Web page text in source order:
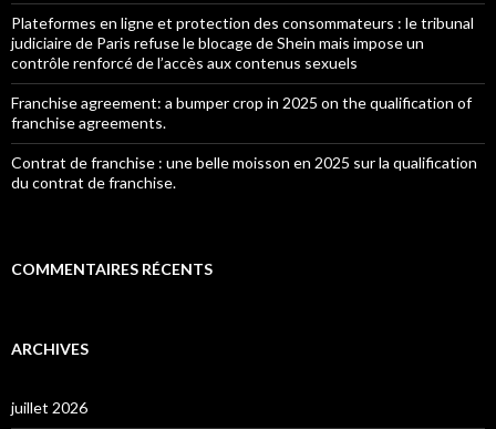
Plateformes en ligne et protection des consommateurs : le tribunal
judiciaire de Paris refuse le blocage de Shein mais impose un
contrôle renforcé de l’accès aux contenus sexuels
Franchise agreement: a bumper crop in 2025 on the qualification of
franchise agreements.
Contrat de franchise : une belle moisson en 2025 sur la qualification
du contrat de franchise.
COMMENTAIRES RÉCENTS
ARCHIVES
juillet 2026